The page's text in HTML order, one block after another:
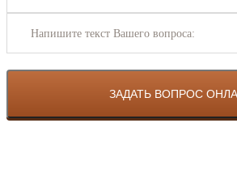
Напишите текст Вашего вопроса: